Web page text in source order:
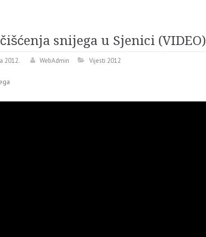
snijega u Sjenici (VIDEO)
2012. WebAdmin Vijesti 2012